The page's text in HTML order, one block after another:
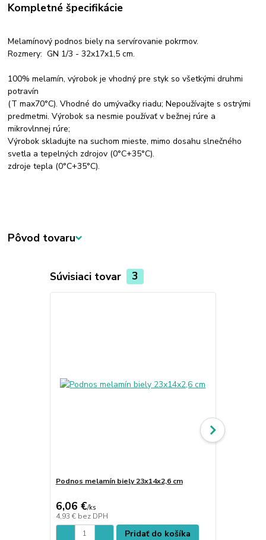
Kompletné špecifikácie
Melamínový podnos biely na servírovanie pokrmov.
Rozmery: GN 1/3 - 32x17x1,5 cm.
100% melamín, výrobok je vhodný pre styk so všetkými druhmi
potravín
(T max70°C). Vhodné do umývačky riadu; Nepoužívajte s ostrými
predmetmi. Výrobok sa nesmie používať v bežnej rúre a
mikrovlnnej rúre;
Výrobok skladujte na suchom mieste, mimo dosahu slnečného
svetla a tepelných zdrojov (0°C+35°C).
zdroje tepla (0°C+35°C).
Pôvod tovaru
Súvisiaci tovar 3
Podnos melamín biely 23x14x2,6 cm
6,06 €/ks
4,93 € bez DPH
Pridať do košíka